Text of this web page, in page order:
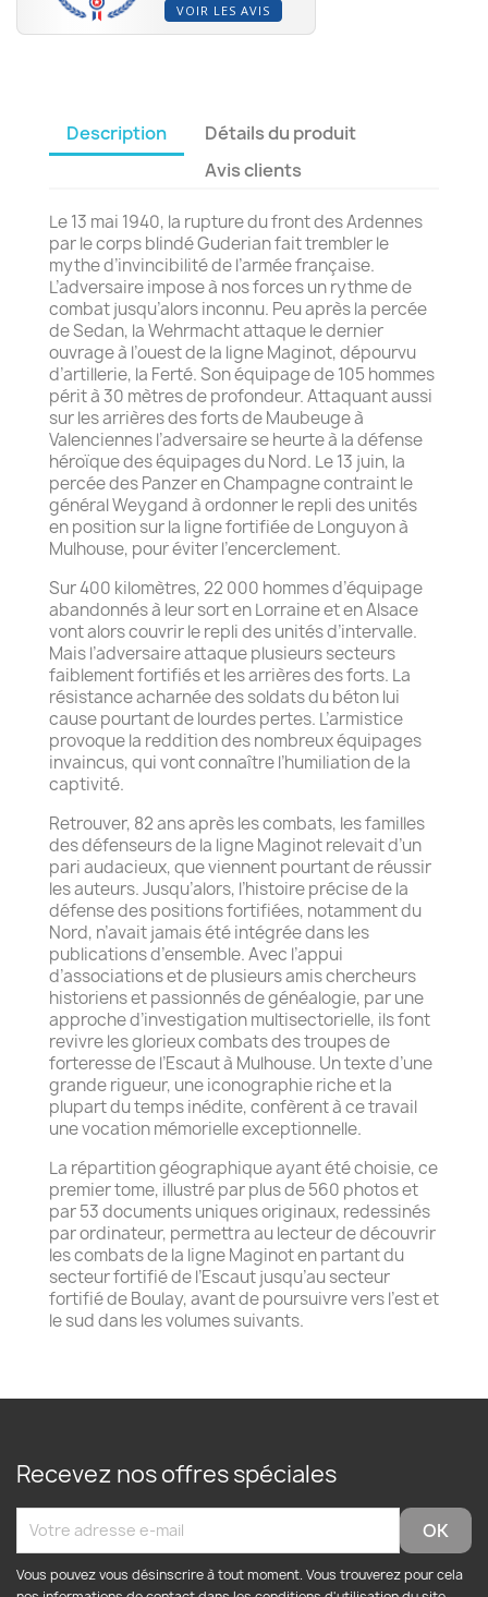
VOIR LES AVIS
Description
Détails du produit
Avis clients
Le 13 mai 1940, la rupture du front des Ardennes
par le corps blindé Guderian fait trembler le
mythe d’invincibilité de l’armée française.
L’adversaire impose à nos forces un rythme de
combat jusqu’alors inconnu. Peu après la percée
de Sedan, la Wehrmacht attaque le dernier
ouvrage à l’ouest de la ligne Maginot, dépourvu
d’artillerie, la Ferté. Son équipage de 105 hommes
périt à 30 mètres de profondeur. Attaquant aussi
sur les arrières des forts de Maubeuge à
Valenciennes l’adversaire se heurte à la défense
héroïque des équipages du Nord. Le 13 juin, la
percée des Panzer en Champagne contraint le
général Weygand à ordonner le repli des unités
en position sur la ligne fortifiée de Longuyon à
Mulhouse, pour éviter l’encerclement.
Sur 400 kilomètres, 22 000 hommes d’équipage
abandonnés à leur sort en Lorraine et en Alsace
vont alors couvrir le repli des unités d’intervalle.
Mais l’adversaire attaque plusieurs secteurs
faiblement fortifiés et les arrières des forts. La
résistance acharnée des soldats du béton lui
cause pourtant de lourdes pertes. L’armistice
provoque la reddition des nombreux équipages
invaincus, qui vont connaître l’humiliation de la
captivité.
Retrouver, 82 ans après les combats, les familles
des défenseurs de la ligne Maginot relevait d’un
pari audacieux, que viennent pourtant de réussir
les auteurs. Jusqu’alors, l’histoire précise de la
défense des positions fortifiées, notamment du
Nord, n’avait jamais été intégrée dans les
publications d’ensemble. Avec l’appui
d’associations et de plusieurs amis chercheurs
historiens et passionnés de généalogie, par une
approche d’investigation multisectorielle, ils font
revivre les glorieux combats des troupes de
forteresse de l’Escaut à Mulhouse. Un texte d’une
grande rigueur, une iconographie riche et la
plupart du temps inédite, confèrent à ce travail
une vocation mémorielle exceptionnelle.
La répartition géographique ayant été choisie, ce
premier tome, illustré par plus de 560 photos et
par 53 documents uniques originaux, redessinés
par ordinateur, permettra au lecteur de découvrir
les combats de la ligne Maginot en partant du
secteur fortifié de l’Escaut jusqu’au secteur
fortifié de Boulay, avant de poursuivre vers l’est et
le sud dans les volumes suivants.
Recevez nos offres spéciales
Vous pouvez vous désinscrire à tout moment. Vous trouverez pour cela